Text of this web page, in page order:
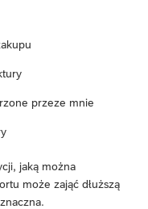
przeze mnie
jaką można
może zająć dłuższą